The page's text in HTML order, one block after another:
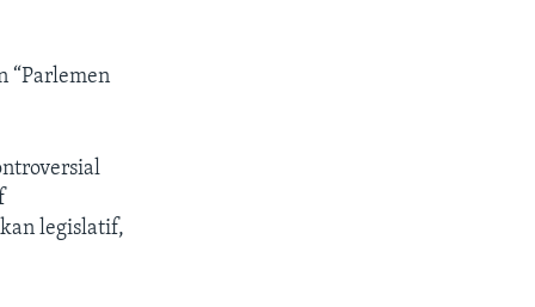
“Parlemen
legislatif,